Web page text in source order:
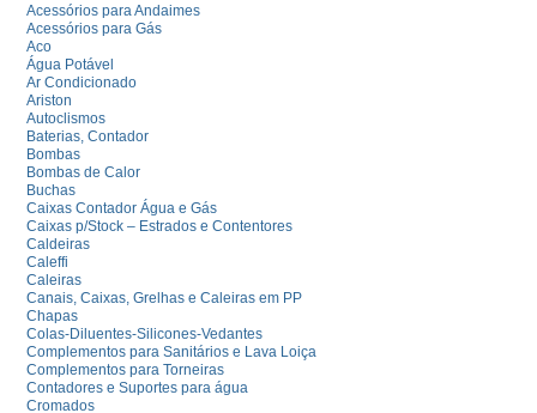
Acessórios para Andaimes
Acessórios para Gás
Aco
Água Potável
Ar Condicionado
Ariston
Autoclismos
Baterias, Contador
Bombas
Bombas de Calor
Buchas
Caixas Contador Água e Gás
Caixas p/Stock – Estrados e Contentores
Caldeiras
Caleffi
Caleiras
Canais, Caixas, Grelhas e Caleiras em PP
Chapas
Colas-Diluentes-Silicones-Vedantes
Complementos para Sanitários e Lava Loiça
Complementos para Torneiras
Contadores e Suportes para água
Cromados